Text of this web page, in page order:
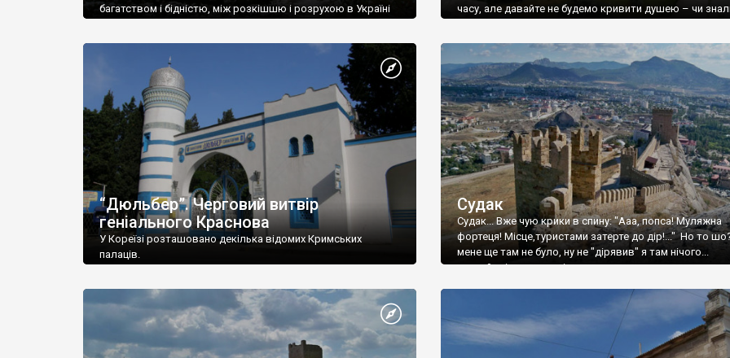
багатством і бідністю, між розкішшю і розрухою в Україні
часу, але давайте не будемо кривити душею – чи
“Дюльбер”. Черговий витвір
геніального Краснова
У Кореїзі розташовано декілька відомих Кримських
палаців.
Судак
Судак... Вже чую крики в спину: "Ааа, попса! Муляжна
фортеця! Місце,туристами затерте до дір!..." Но то
мене ще там не було, ну не "дірявив" я там нічого...
принаймні до цього літа.